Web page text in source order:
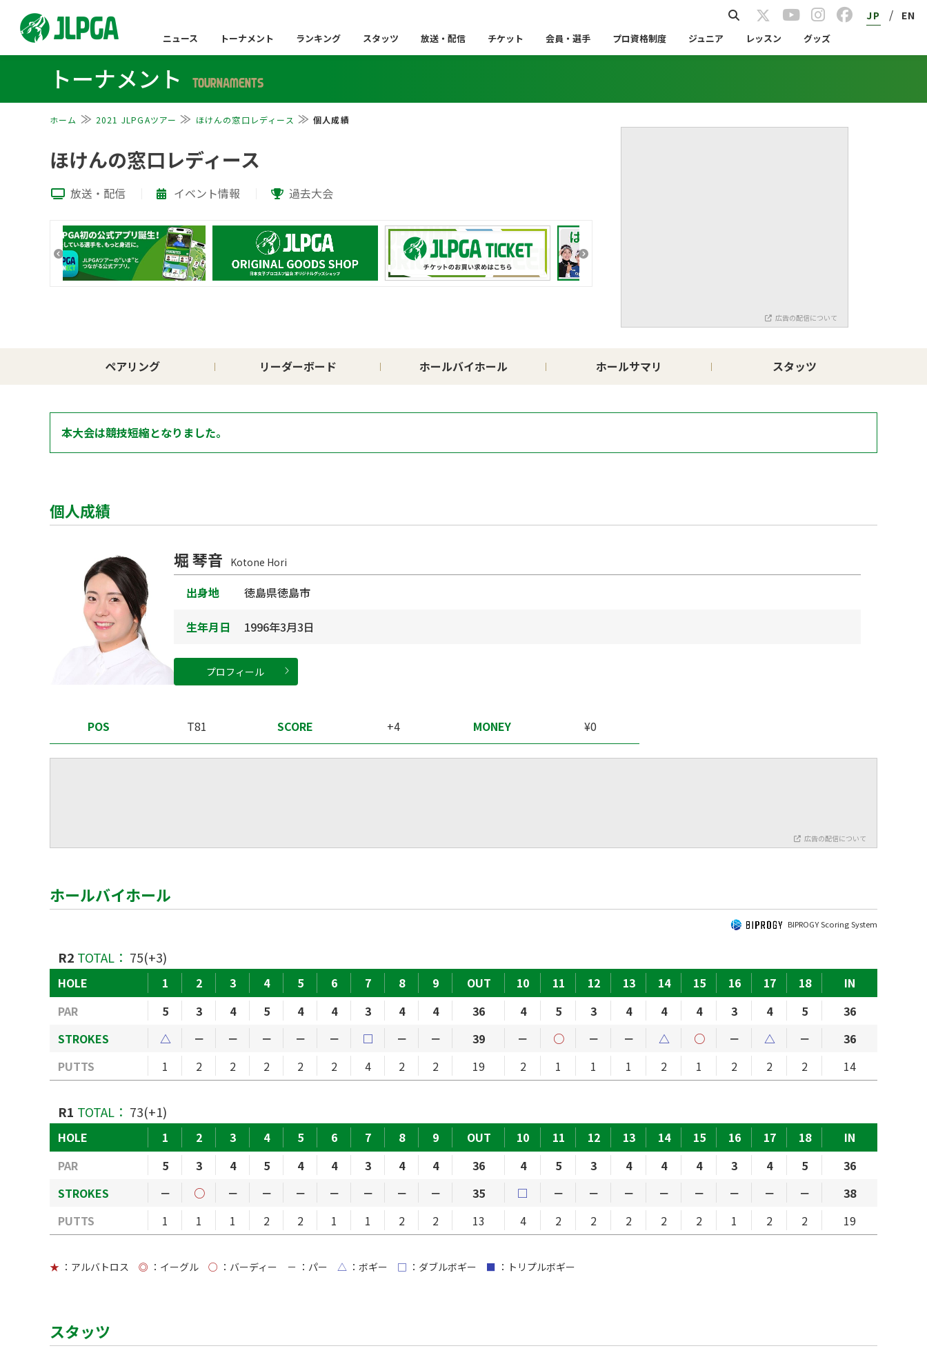
JP / EN
ニュース トーナメント ランキング スタッツ 放送・配信 チケット 会員・選手 プロ資格制度 ジュニア レッスン グッズ
トーナメント TOURNAMENTS
ホーム 2021 JLPGAツアー ほけんの窓口レディース 個人成績
ほけんの窓口レディース
放送・配信 イベント情報 過去大会
広告の配信について
ペアリング リーダーボード ホールバイホール ホールサマリ スタッツ
本大会は競技短縮となりました。
個人成績
堀 琴音 Kotone Hori
出身地 徳島県徳島市
生年月日 1996年3月3日
プロフィール
POS T81 SCORE +4 MONEY ¥0
広告の配信について
ホールバイホール
BIPROGY Scoring System
R2 TOTAL： 75(+3)
HOLE 1 2 3 4 5 6 7 8 9
OUT
PAR
5 3 4 5 4 4 3 4 4
36
STROKES
△ － － － － － □ － －
39
PUTTS
1 2 2 2 2 2 4 2 2 19
10 11 12 13 14 15 16 17 18
IN
4
5 3 4 4 4 3 4 5
36
－
○ － － △ ○ － △ －
36
2
1 1 1 2 1 2 2 2 14
R1 TOTAL： 73(+1)
HOLE 1 2 3 4 5 6 7 8 9
OUT
PAR
5 3 4 5 4 4 3 4 4
36
STROKES
－ ○ － － － － － － －
35
PUTTS
1 1 1 2 2 1 1 2 2 13
10 11 12 13 14 15 16 17 18
IN
4
5 3 4 4 4 3 4 5
36
□
－ － － － － － － －
38
4
2 2 2 2 2 1 2 2 19
★ ：アルバトロス ◎ ：イーグル ○ ：バーディー － ：パー △ ：ボギー □ ：ダブルボギー ■ ：トリプルボギー
スタッツ